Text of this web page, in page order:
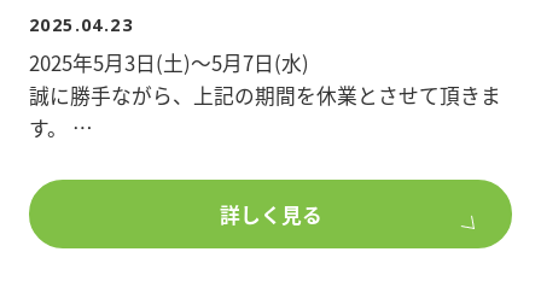
2025.04.23
2025年5月3日(土)～5月7日(水)
誠に勝手ながら、上記の期間を休業とさせて頂きま
す。
期間中のホームページへのお問合せにつきまして
は、5/8(木)以降でのご返答となります。
大変ご迷惑をお掛け致しますが、何卒よろしくお願
詳しく見る